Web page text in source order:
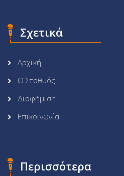
Σχετικά
Αρχική
Ο Σταθμός
Διαφήμιση
Επικοινωνία
Περισσότερα